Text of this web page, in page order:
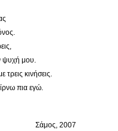
ψυχή μου.
τρεις κινήσεις.
πια εγώ.
Σάμος, 2007